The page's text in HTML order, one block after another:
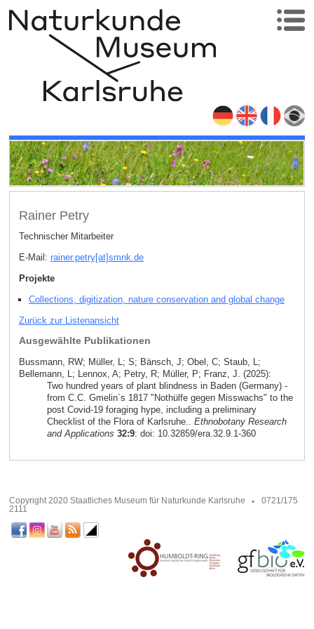
Rainer Petry
Technischer Mitarbeiter
E-Mail: rainer.petry[at]smnk.de
Projekte
Collections, digitization, nature conservation and global change
Zurück zur Listenansicht
Ausgewählte Publikationen
Bussmann, RW; Müller, L; S; Bänsch, J; Obel, C; Staub, L;
Bellemann, L; Lennox, A; Petry, R; Müller, P; Franz, J. (2025):
Two hundred years of plant blindness in Baden (Germany) -
from C.C. Gmelin´s 1817 "Nothülfe gegen Misswachs" to the
post Covid-19 foraging hype, including a preliminary
Checklist of the Flora of Karlsruhe.. Ethnobotany Research
and Applications 32:9: doi: 10.32859/era.32.9.1-360
Copyright 2020 Staatliches Museum für Naturkunde Karlsruhe
0721/175
2111